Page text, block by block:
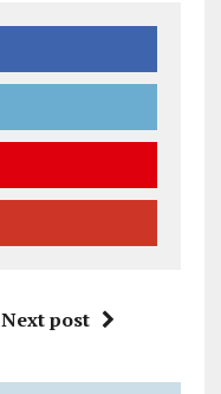
Next post